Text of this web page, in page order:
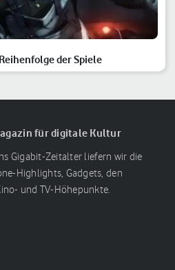
der Spiele
für digitale Kultur
Gigabit-Zeitalter liefern wir die
Highlights, Gadgets, den
und TV-Höhepunkte.